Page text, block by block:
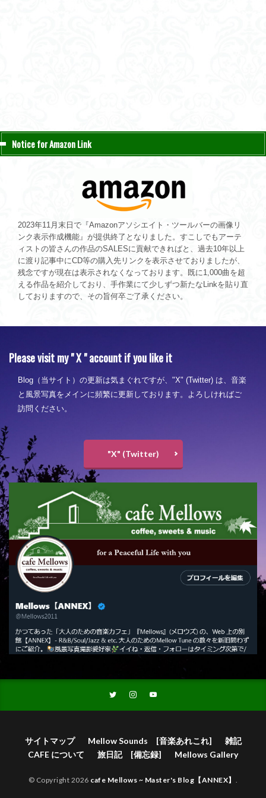
Notice for Amazon Link
2023年11月末日で『Amazonアソシエイト・ツールバーの画像リ
ンク表示作成機能』が提供終了となりました。すこしでもアーテ
ィストの皆さんの作品のSALESに貢献できればと、過去10年以上
に渡り記事中にCD等の購入先リンクを表示させておりましたが、
残念ですが現在は表示されなくなっております。既に1,000曲を超
える作品を紹介しており、手作業にて少しずつ新たなLinkを貼り直
しておりますので、その旨何卒ご了承ください。
Please visit my " X " account if you like it
Blog（当サイト）の更新は気まぐれですが、"X" (Twitter) は、音楽
と風景写真をメインに頻繁に更新しております。よろしければご
訪問ください。
"X" (Twitter)
サイトマップ Mellow Sounds [音楽あれこれ]
雑記
CAFE について
旅日記 [備忘録] Mellows Gallery
© Copyright 2026 cafe Mellows ~ Master's Blog【ANNEX】